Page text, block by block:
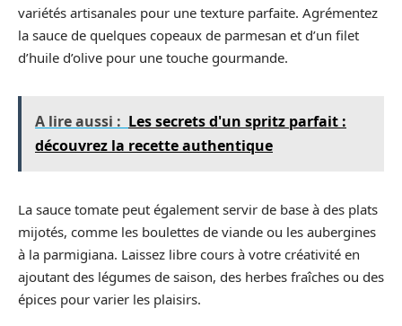
variétés artisanales pour une texture parfaite. Agrémentez
la sauce de quelques copeaux de parmesan et d’un filet
d’huile d’olive pour une touche gourmande.
A lire aussi : Les secrets d'un spritz parfait :
découvrez la recette authentique
La sauce tomate peut également servir de base à des plats
mijotés, comme les boulettes de viande ou les aubergines
à la parmigiana. Laissez libre cours à votre créativité en
ajoutant des légumes de saison, des herbes fraîches ou des
épices pour varier les plaisirs.